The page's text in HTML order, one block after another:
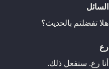
السائل
هلا تفضلتم بالحديث؟
رع
أنا رع. سنفعل ذلك.